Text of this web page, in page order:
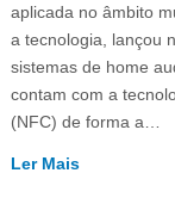
aplicada no âmbito
a tecnologia, lançou
sistemas de home
contam com a
(NFC) de forma a…
Ler Mais